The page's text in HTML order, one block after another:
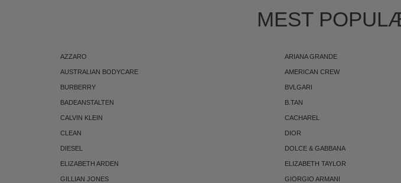
MEST
AZZARO ARIANA GRANDE
AUSTRALIAN BODYCARE AMERICAN CREW
BURBERRY BVLGARI
BADEANSTALTEN B.TAN
CALVIN KLEIN CACHAREL
CLEAN DIOR
DIESEL DOLCE & GABBANA
ELIZABETH ARDEN ELIZABETH TAYLOR
GILLIAN JONES GIORGIO ARMANI